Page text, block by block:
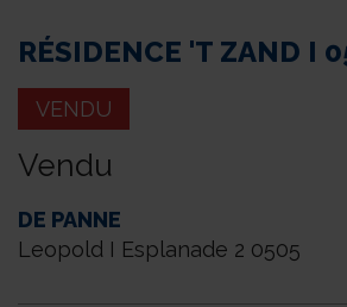
RÉSIDENCE 'T ZAND I
VENDU
Vendu
DE PANNE
Leopold I Esplanade 2 0505